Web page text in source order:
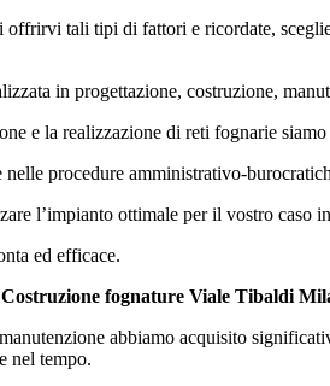
tali tipi di fattori e ricordate,
in progettazione, costruzione,
e la realizzazione di reti fognarie
nelle procedure amministrativo-
l’impianto ottimale per il vostro caso
ed efficace.
Costruzione fognature Viale Tibaldi
abbiamo acquisito
nel tempo.